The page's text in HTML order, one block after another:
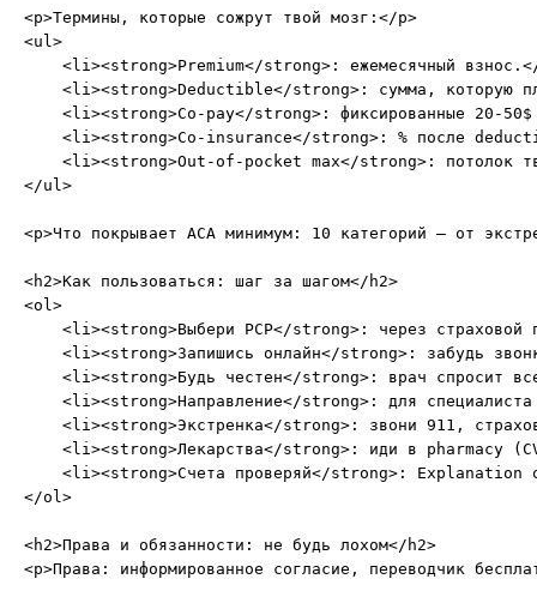
<p>Термины, которые сожрут твой мозг:</p>
<ul>
<li><strong>Premium</strong>: ежемесячный
<li><strong>Deductible</strong>: сумма, которую
<li><strong>Co-pay</strong>: фиксированные 20-
<li><strong>Co-insurance</strong>: % после
<li><strong>Out-of-pocket max</strong>: потолок
</ul>
<p>Что покрывает ACA минимум: 10 категорий – от
<h2>Как пользоваться: шаг за шагом</h2>
<ol>
<li><strong>Выбери PCP</strong>: через
<li><strong>Запишись онлайн</strong>: забудь
<li><strong>Будь честен</strong>: врач спросит
<li><strong>Направление</strong>: для
<li><strong>Экстренка</strong>: звони 911,
<li><strong>Лекарства</strong>: иди в pharmacy
<li><strong>Счета проверяй</strong>:
</ol>
<h2>Права и обязанности: не будь лохом</h2>
<p>Права: информированное согласие, переводчик